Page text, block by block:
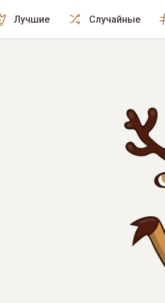
Лучшие Случайные